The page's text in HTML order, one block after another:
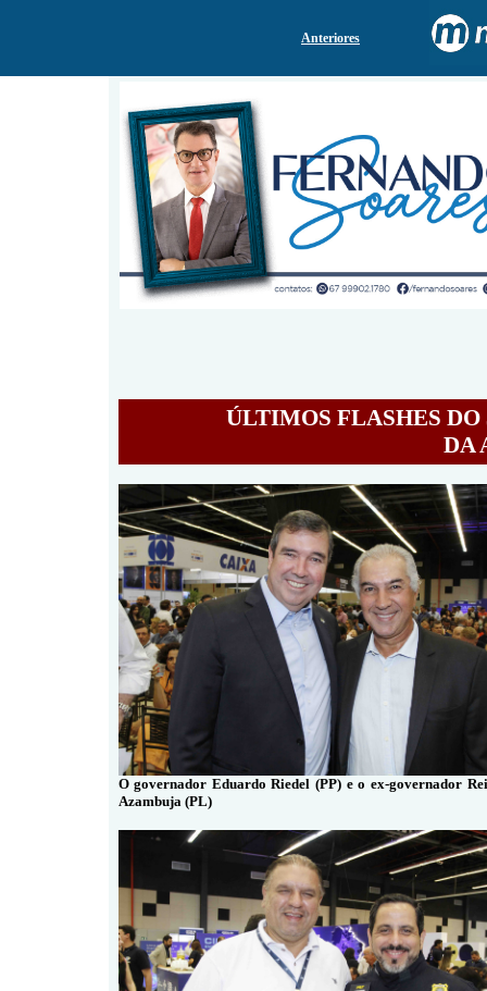
Anteriores
ÚLTIMOS FLASHES DO
DA
O governador Eduardo Riedel (PP) e o ex-governador
Azambuja (PL)